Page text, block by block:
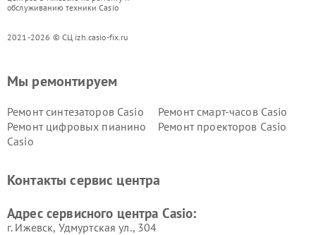
обслуживанию техники Casio
2021-2026 © СЦ izh.casio-fix.ru
Мы ремонтируем
Ремонт синтезаторов Casio
Ремонт смарт-часов Casio
Ремонт цифровых пианино
Casio
Ремонт проекторов Casio
Контакты сервис центра
Адрес сервисного центра Casio:
г. Ижевск, Удмуртская ул., 304